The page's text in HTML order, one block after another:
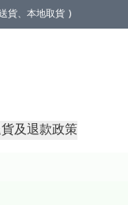
貨、本地取貨 )
及退款政策